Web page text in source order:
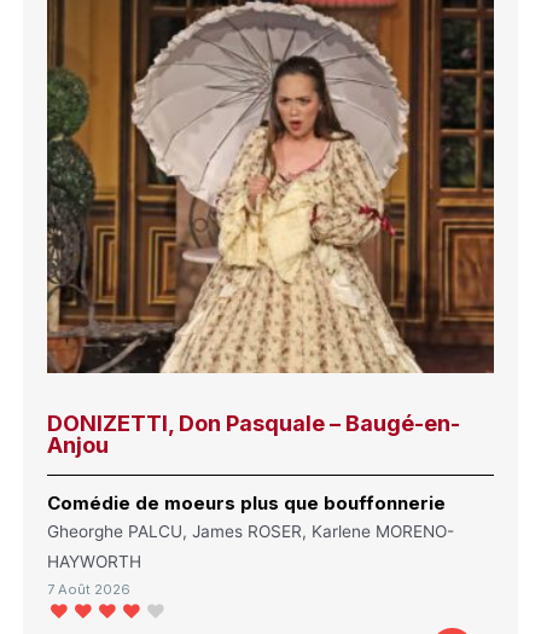
DONIZETTI, Don Pasquale – Baugé-en-
Anjou
Comédie de moeurs plus que bouffonnerie
Gheorghe PALCU, James ROSER, Karlene MORENO-
HAYWORTH
7 Août 2026